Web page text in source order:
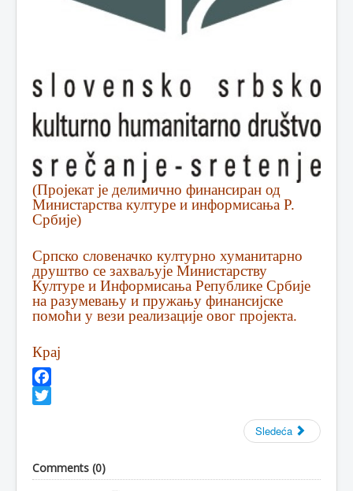
(Пројекат је делимично финансиран од
Министарства културе и информисања Р.
Србије)
Српско словеначко културно хуманитарно
друштво се захваљује Министарству
Културе и Информисања Републике Србије
на разумевању и пружању финансијске
помоћи у вези реализације овог пројекта.
Крај
Facebook
Sledeća
Comments (0)